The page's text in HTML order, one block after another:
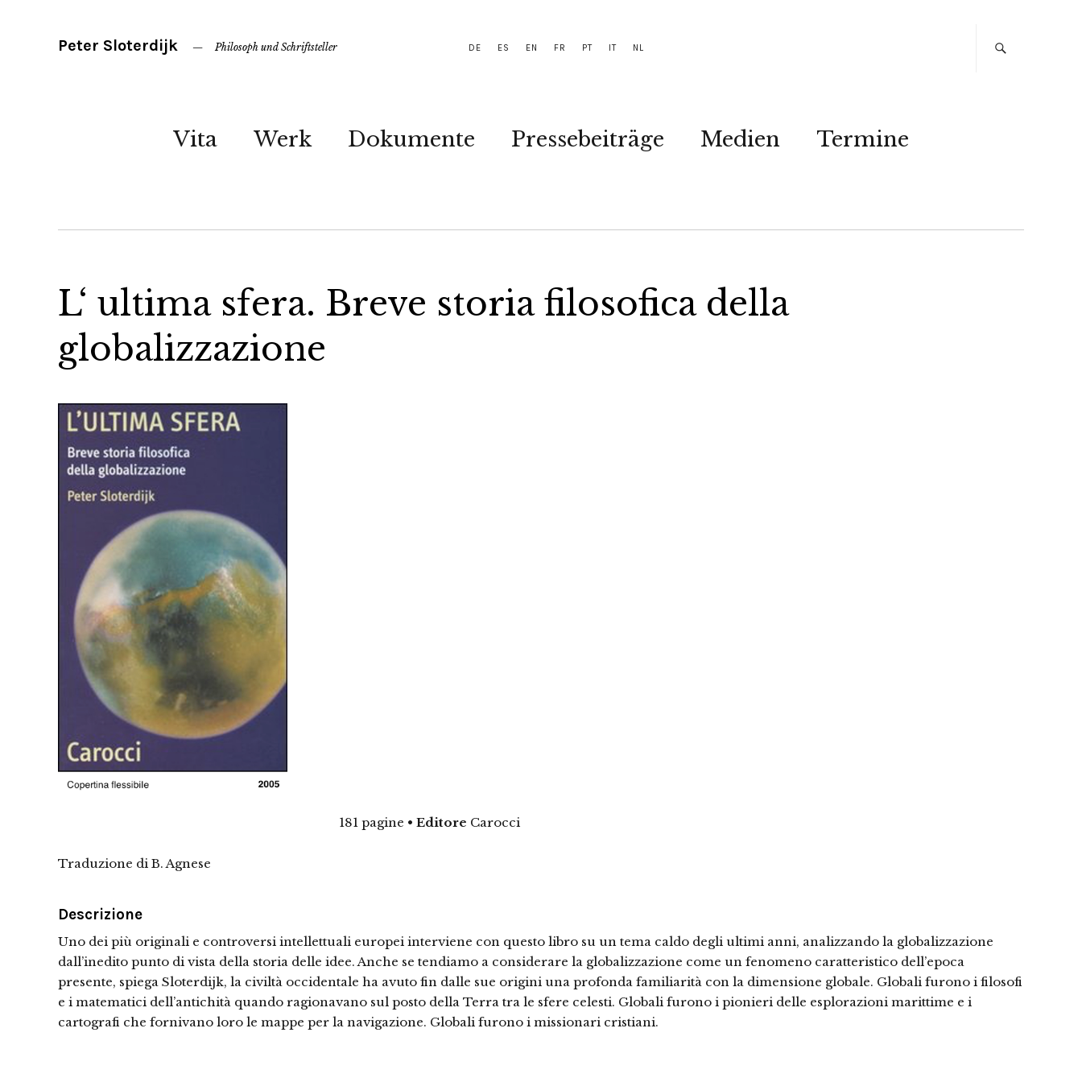
DE ES EN FR PT IT NL
Peter Sloterdijk Philosoph und Schriftsteller
Vita Werk Dokumente Pressebeiträge Medien Termine
L‘ ultima sfera. Breve storia filosofica della
globalizzazione
181 pagine • Editore Carocci
Traduzione di B. Agnese
Descrizione
Uno dei più originali e controversi intellettuali europei interviene con questo libro su un tema caldo degli ultimi anni, analizzando la globalizzazione
dall’inedito punto di vista della storia delle idee. Anche se tendiamo a considerare la globalizzazione come un fenomeno caratteristico dell’epoca
presente, spiega Sloterdijk, la civiltà occidentale ha avuto fin dalle sue origini una profonda familiarità con la dimensione globale. Globali furono i filosofi
e i matematici dell’antichità quando ragionavano sul posto della Terra tra le sfere celesti. Globali furono i pionieri delle esplorazioni marittime e i
cartografi che fornivano loro le mappe per la navigazione. Globali furono i missionari cristiani.